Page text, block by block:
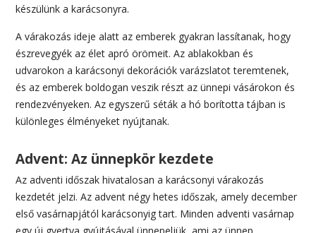
készülünk a karácsonyra.
A várakozás ideje alatt az emberek gyakran lassítanak, hogy
észrevegyék az élet apró örömeit. Az ablakokban és
udvarokon a karácsonyi dekorációk varázslatot teremtenek,
és az emberek boldogan veszik részt az ünnepi vásárokon és
rendezvényeken. Az egyszerű séták a hó borította tájban is
különleges élményeket nyújtanak.
Advent: Az ünnepkör kezdete
Az adventi időszak hivatalosan a karácsonyi várakozás
kezdetét jelzi. Az advent négy hetes időszak, amely december
első vasárnapjától karácsonyig tart. Minden adventi vasárnap